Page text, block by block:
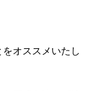
オススメいたし